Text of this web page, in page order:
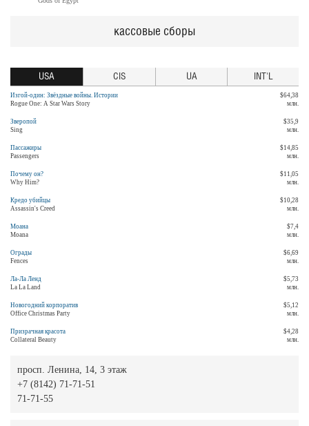
просп. Ленина, 14, 3 этаж
+7 (8142) 71-71-51
71-71-55
кассовые сборы
USA CIS UA INT'L
Изгой-один: Звёздные войны. Истории
Rogue One: A Star Wars Story
$64,38
млн.
Зверопой
Sing
$35,9
млн.
Пассажиры
Passengers
$14,85
млн.
Почему он?
Why Him?
$11,05
млн.
Кредо убийцы
Assassin's Creed
$10,28
млн.
Моана
Moana
$7,4
млн.
Ограды
Fences
$6,69
млн.
Ла-Ла Ленд
La La Land
$5,73
млн.
Новогодний корпоратив
Office Christmas Party
$5,12
млн.
Призрачная красота
Collateral Beauty
$4,28
млн.